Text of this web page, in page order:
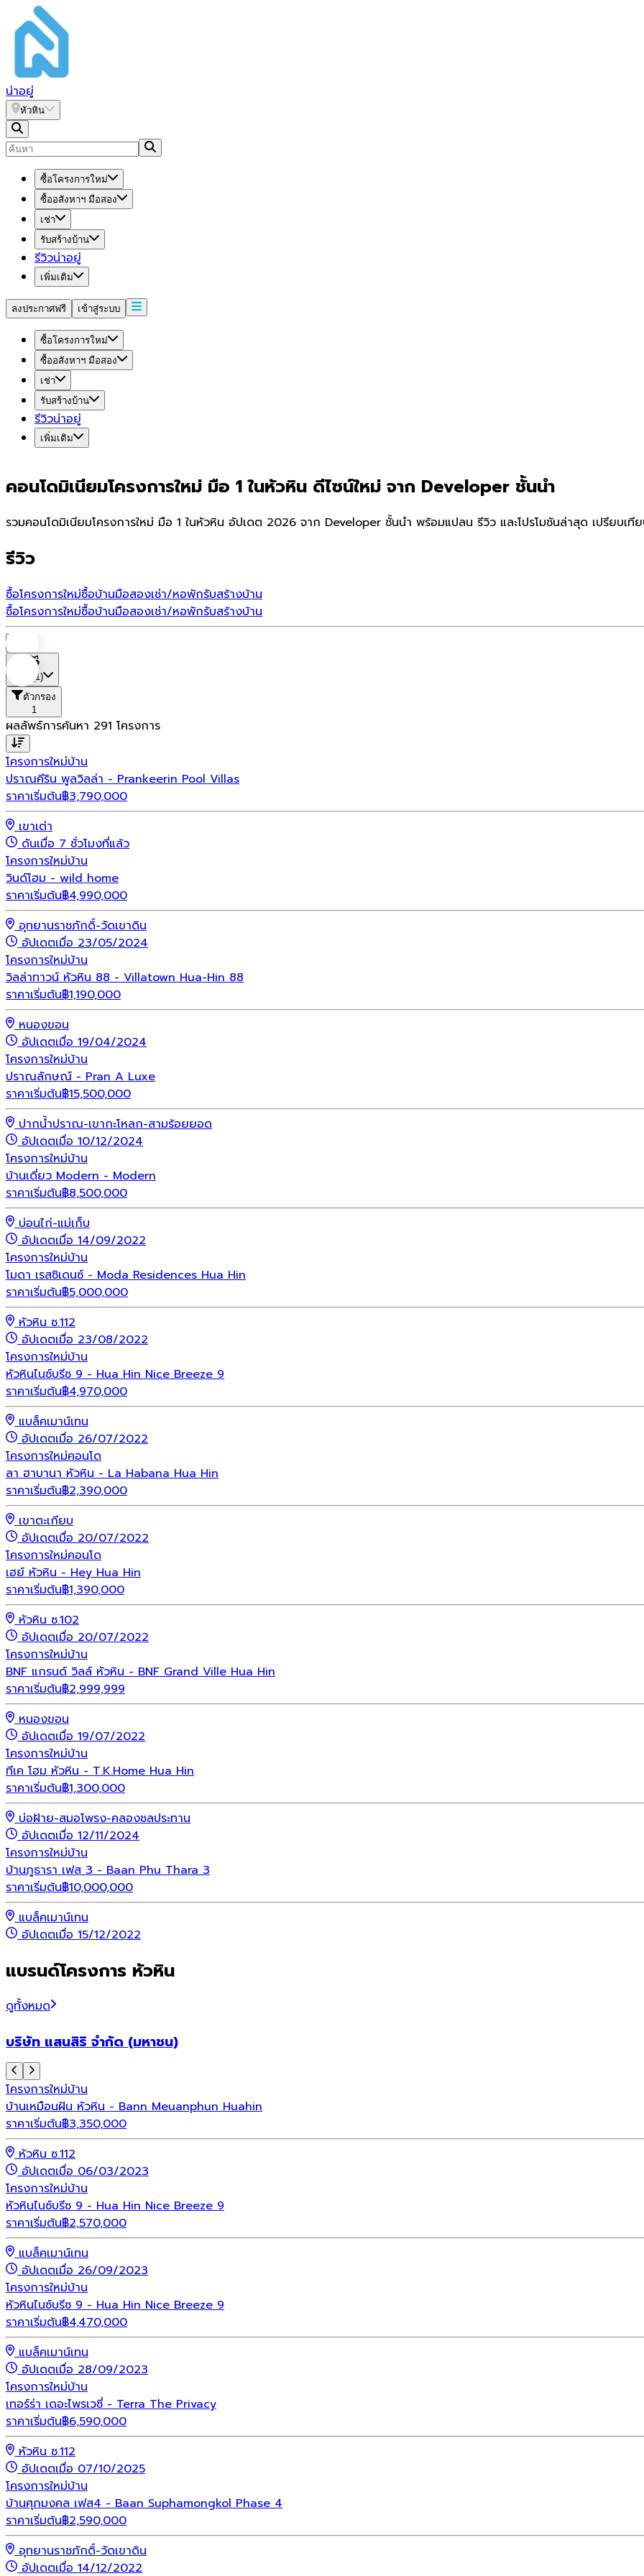
น่าอยู่
หัวหิน
ซื้อโครงการใหม่
ซื้ออสังหาฯ มือสอง
เช่า
รับสร้างบ้าน
รีวิวน่าอยู่
เพิ่มเติม
ลงประกาศฟรี เข้าสู่ระบบ
ซื้อโครงการใหม่
ซื้ออสังหาฯ มือสอง
เช่า
รับสร้างบ้าน
รีวิวน่าอยู่
เพิ่มเติม
คอนโดมิเนียมโครงการใหม่ มือ 1 ในหัวหิน ดีไซน์ใหม่ จาก Developer ชั้นนำ
รวมคอนโดมิเนียมโครงการใหม่ มือ 1 ในหัวหิน อัปเดต 2026 จาก Developer ชั้นนำ พร้อมแปลน รีวิว และโปรโมชันล่าสุด เปรียบเที
รีวิว
ซื้อโครงการใหม่ซื้อบ้านมือสองเช่า/หอพักรับสร้างบ้าน
ซื้อโครงการใหม่ซื้อบ้านมือสองเช่า/หอพักรับสร้างบ้าน
(1)
ตัวกรอง
1
ผลลัพธ์การค้นหา 291 โครงการ
โครงการใหม่บ้าน
ปราณคีริน พูลวิลล่า - Prankeerin Pool Villas
ราคาเริ่มต้น฿3,790,000
เขาเต่า
ดันเมื่อ 7 ชั่วโมงที่แล้ว
โครงการใหม่บ้าน
วินด์โฮม - wild home
ราคาเริ่มต้น฿4,990,000
อุทยานราชภักดิ์-วัดเขาดิน
อัปเดตเมื่อ 23/05/2024
โครงการใหม่บ้าน
วิลล่าทาวน์ หัวหิน 88 - Villatown Hua-Hin 88
ราคาเริ่มต้น฿1,190,000
หนองขอน
อัปเดตเมื่อ 19/04/2024
โครงการใหม่บ้าน
ปราณลักษณ์ - Pran A Luxe
ราคาเริ่มต้น฿15,500,000
ปากน้ำปราณ-เขากะโหลก-สามร้อยยอด
อัปเดตเมื่อ 10/12/2024
โครงการใหม่บ้าน
บ้านเดี่ยว Modern - Modern
ราคาเริ่มต้น฿8,500,000
บ่อนไก่-แม่เก็บ
อัปเดตเมื่อ 14/09/2022
โครงการใหม่บ้าน
โมดา เรสซิเดนซ์ - Moda Residences Hua Hin
ราคาเริ่มต้น฿5,000,000
หัวหิน ซ.112
อัปเดตเมื่อ 23/08/2022
โครงการใหม่บ้าน
หัวหินไนซ์บรีซ 9 - Hua Hin Nice Breeze 9
ราคาเริ่มต้น฿4,970,000
แบล็คเมาน์เทน
อัปเดตเมื่อ 26/07/2022
โครงการใหม่คอนโด
ลา ฮาบานา หัวหิน - La Habana Hua Hin
ราคาเริ่มต้น฿2,390,000
เขาตะเกียบ
อัปเดตเมื่อ 20/07/2022
โครงการใหม่คอนโด
เฮย์ หัวหิน - Hey Hua Hin
ราคาเริ่มต้น฿1,390,000
หัวหิน ซ.102
อัปเดตเมื่อ 20/07/2022
โครงการใหม่บ้าน
BNF แกรนด์ วิลล์ หัวหิน - BNF Grand Ville Hua Hin
ราคาเริ่มต้น฿2,999,999
หนองขอน
อัปเดตเมื่อ 19/07/2022
โครงการใหม่บ้าน
ทีเค โฮม หัวหิน - T.K.Home Hua Hin
ราคาเริ่มต้น฿1,300,000
บ่อฝ้าย-สมอโพรง-คลองชลประทาน
อัปเดตเมื่อ 12/11/2024
โครงการใหม่บ้าน
บ้านภูธารา เฟส 3 - Baan Phu Thara 3
ราคาเริ่มต้น฿10,000,000
แบล็คเมาน์เทน
อัปเดตเมื่อ 15/12/2022
แบรนด์โครงการ หัวหิน
ดูทั้งหมด
บริษัท แสนสิริ จำกัด (มหาชน)
โครงการใหม่บ้าน
บ้านเหมือนฝัน หัวหิน - Bann Meuanphun Huahin
ราคาเริ่มต้น฿3,350,000
หัวหิน ซ.112
อัปเดตเมื่อ 06/03/2023
โครงการใหม่บ้าน
หัวหินไนซ์บรีซ 9 - Hua Hin Nice Breeze 9
ราคาเริ่มต้น฿2,570,000
แบล็คเมาน์เทน
อัปเดตเมื่อ 26/09/2023
โครงการใหม่บ้าน
หัวหินไนซ์บรีซ 9 - Hua Hin Nice Breeze 9
ราคาเริ่มต้น฿4,470,000
แบล็คเมาน์เทน
อัปเดตเมื่อ 28/09/2023
โครงการใหม่บ้าน
เทอร์ร่า เดอะไพรเวซี่ - Terra The Privacy
ราคาเริ่มต้น฿6,590,000
หัวหิน ซ.112
อัปเดตเมื่อ 07/10/2025
โครงการใหม่บ้าน
บ้านศุภมงคล เฟส4 - Baan Suphamongkol Phase 4
ราคาเริ่มต้น฿2,590,000
อุทยานราชภักดิ์-วัดเขาดิน
อัปเดตเมื่อ 14/12/2022